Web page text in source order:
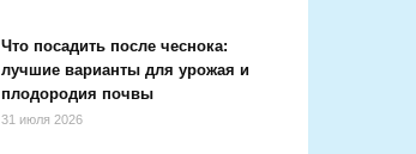
Что посадить после чеснока:
лучшие варианты для урожая и
плодородия почвы
31 июля 2026